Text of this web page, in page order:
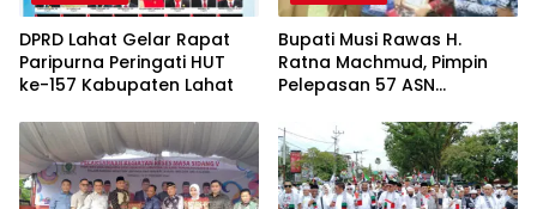
DPRD Lahat Gelar Rapat
Paripurna Peringati HUT
ke-157 Kabupaten Lahat
Bupati Musi Rawas H.
Ratna Machmud, Pimpin
Pelepasan 57 ASN